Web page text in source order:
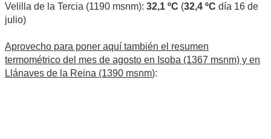
Velilla de la Tercia (1190 msnm): 32,1 ºC (32,4 ºC día 16 de
julio)
Aprovecho para poner aquí también el resumen
termométrico del mes de agosto en Isoba (1367 msnm) y en
Llánaves de la Reina (1390 msnm):